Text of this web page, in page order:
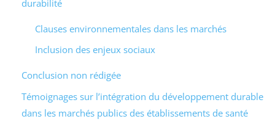
durabilité
Clauses environnementales dans les marchés
Inclusion des enjeux sociaux
Conclusion non rédigée
Témoignages sur l’intégration du développement durable
dans les marchés publics des établissements de santé